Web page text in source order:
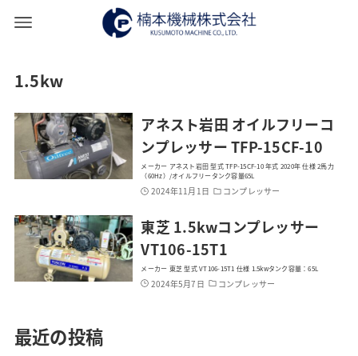
1.5kw
アネスト岩田 オイルフリーコ
ンプレッサー TFP-15CF-10
メーカー アネスト岩田 型式 TFP-15CF-10 年式 2020年 仕様 2馬力
（60Hz）/オイルフリータンク容量65L
2024年11月1日 コンプレッサー
東芝 1.5kwコンプレッサー
VT106-15T1
メーカー 東芝 型式 VT106-15T1 仕様 1.5kwタンク容量：65L
2024年5月7日 コンプレッサー
最近の投稿